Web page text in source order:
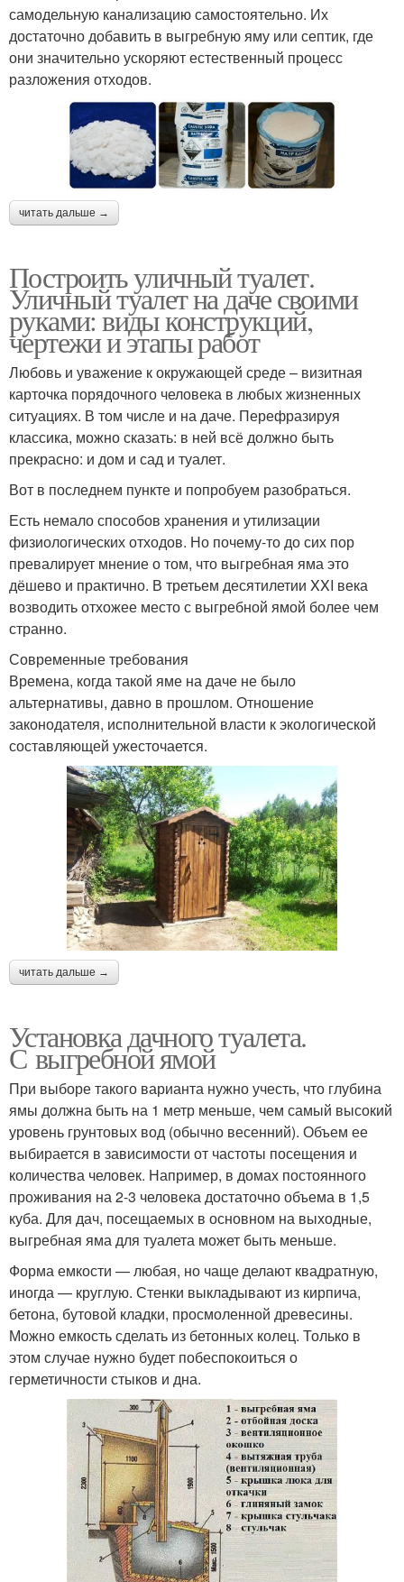
самодельную канализацию самостоятельно. Их
достаточно добавить в выгребную яму или септик, где
они значительно ускоряют естественный процесс
разложения отходов.
читать дальше →
Построить уличный туалет.
Уличный туалет на даче своими
руками: виды конструкций,
чертежи и этапы работ
Любовь и уважение к окружающей среде – визитная
карточка порядочного человека в любых жизненных
ситуациях. В том числе и на даче. Перефразируя
классика, можно сказать: в ней всё должно быть
прекрасно: и дом и сад и туалет.
Вот в последнем пункте и попробуем разобраться.
Есть немало способов хранения и утилизации
физиологических отходов. Но почему-то до сих пор
превалирует мнение о том, что выгребная яма это
дёшево и практично. В третьем десятилетии XXI века
возводить отхожее место с выгребной ямой более чем
странно.
Современные требования
Времена, когда такой яме на даче не было
альтернативы, давно в прошлом. Отношение
законодателя, исполнительной власти к экологической
составляющей ужесточается.
читать дальше →
Установка дачного туалета.
С выгребной ямой
При выборе такого варианта нужно учесть, что глубина
ямы должна быть на 1 метр меньше, чем самый высокий
уровень грунтовых вод (обычно весенний). Объем ее
выбирается в зависимости от частоты посещения и
количества человек. Например, в домах постоянного
проживания на 2-3 человека достаточно объема в 1,5
куба. Для дач, посещаемых в основном на выходные,
выгребная яма для туалета может быть меньше.
Форма емкости — любая, но чаще делают квадратную,
иногда — круглую. Стенки выкладывают из кирпича,
бетона, бутовой кладки, просмоленной древесины.
Можно емкость сделать из бетонных колец. Только в
этом случае нужно будет побеспокоиться о
герметичности стыков и дна.